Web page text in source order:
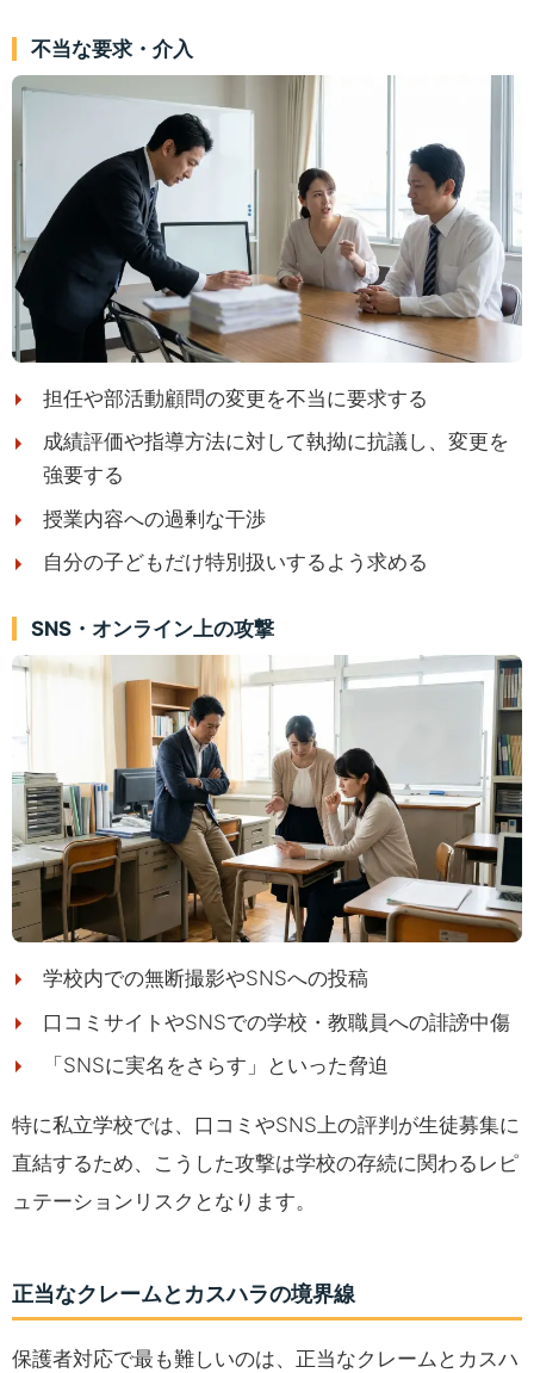
不当な要求・介入
担任や部活動顧問の変更を不当に要求する
成績評価や指導方法に対して執拗に抗議し、変更を
強要する
授業内容への過剰な干渉
自分の子どもだけ特別扱いするよう求める
SNS・オンライン上の攻撃
学校内での無断撮影やSNSへの投稿
口コミサイトやSNSでの学校・教職員への誹謗中傷
「SNSに実名をさらす」といった脅迫
特に私立学校では、口コミやSNS上の評判が生徒募集に
直結するため、こうした攻撃は学校の存続に関わるレピ
ュテーションリスクとなります。
正当なクレームとカスハラの境界線
保護者対応で最も難しいのは、正当なクレームとカスハ